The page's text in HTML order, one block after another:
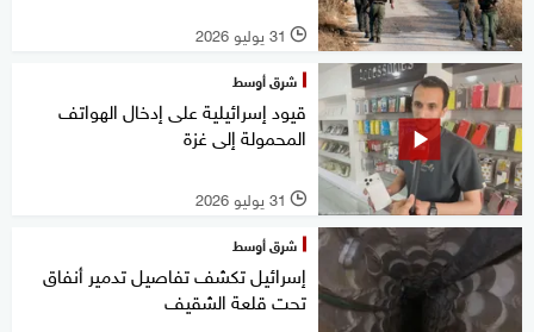
l 31 يوليو 2026
شرق أوسط
قيود إسرائيلية على إدخال الهواتف
المحمولة إلى غزة
l 31 يوليو 2026
شرق أوسط
إسرائيل تكشف تفاصيل تدمير أنفاق
تحت قلعة الشقيف